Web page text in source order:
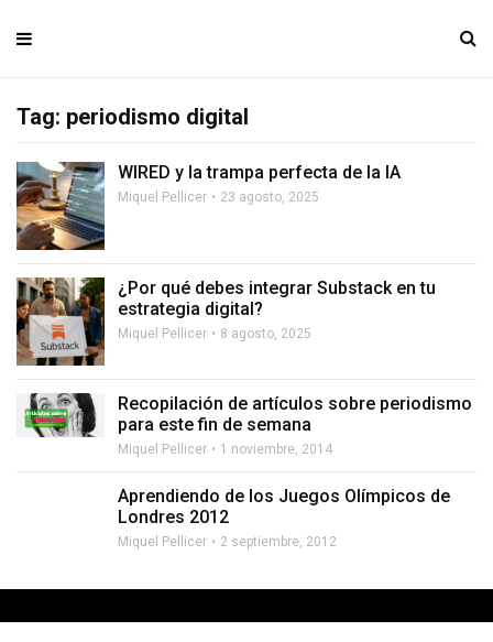
Tag: periodismo digital
WIRED y la trampa perfecta de la IA
Miquel Pellicer 23 agosto, 2025
¿Por qué debes integrar Substack en tu
estrategia digital?
Miquel Pellicer 8 agosto, 2025
Recopilación de artículos sobre periodismo
para este fin de semana
Miquel Pellicer 1 noviembre, 2014
Aprendiendo de los Juegos Olímpicos de
Londres 2012
Miquel Pellicer 2 septiembre, 2012